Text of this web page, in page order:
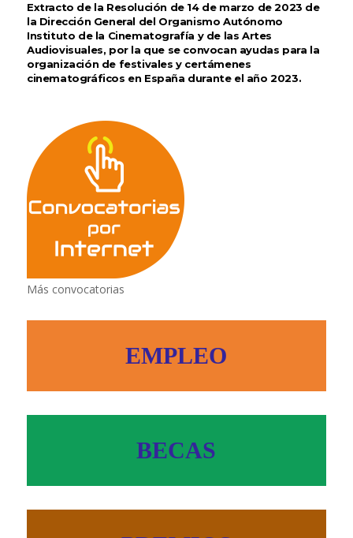
Extracto de la Resolución de 14 de marzo de 2023 de
la Dirección General del Organismo Autónomo
Instituto de la Cinematografía y de las Artes
Audiovisuales, por la que se convocan ayudas para la
organización de festivales y certámenes
cinematográficos en España durante el año 2023.
Más convocatorias
EMPLEO
BECAS